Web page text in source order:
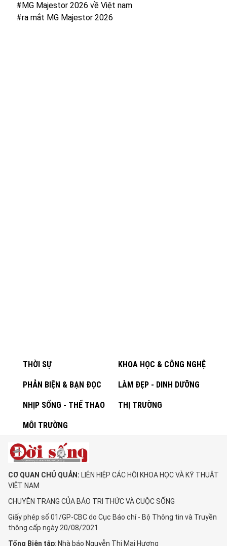
#MG Majestor 2026 về Việt nam
#ra mắt MG Majestor 2026
THỜI SỰ KHOA HỌC & CÔNG NGHỆ
PHẢN BIỆN & BẠN ĐỌC LÀM ĐẸP - DINH DƯỠNG
NHỊP SỐNG - THỂ THAO THỊ TRƯỜNG
MÔI TRƯỜNG
CƠ QUAN CHỦ QUẢN: LIÊN HIỆP CÁC HỘI KHOA HỌC VÀ KỸ THUẬT
VIỆT NAM
CHUYÊN TRANG CỦA BÁO TRI THỨC VÀ CUỘC SỐNG
Giấy phép số 01/GP-CBC do Cục Báo chí - Bộ Thông tin và Truyền
thông cấp ngày 20/08/2021
Tổng Biên tập: Nhà báo Nguyễn Thị Mai Hương